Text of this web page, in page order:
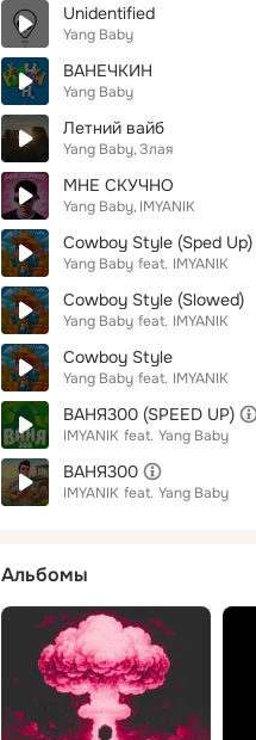
Unidentified
Yang Baby
ВАНЕЧКИН
Yang Baby
Летний вайб
Yang Baby Злая
МНЕ СКУЧНО
Yang Baby IMYANIK
Cowboy Style (Sped Up)
Yang Baby feat. IMYANIK
Cowboy Style (Slowed)
Yang Baby feat. IMYANIK
Cowboy Style
Yang Baby feat. IMYANIK
ВАНЯ300 (SPEED UP)
IMYANIK feat. Yang Baby
ВАНЯ300
IMYANIK feat. Yang Baby
Альбомы